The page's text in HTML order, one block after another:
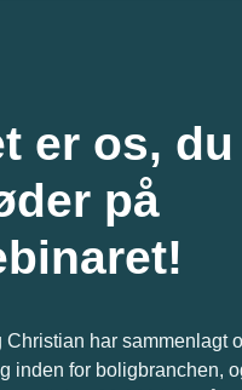
er os, du
på
Christian har sammenlagt
inden for boligbranchen,